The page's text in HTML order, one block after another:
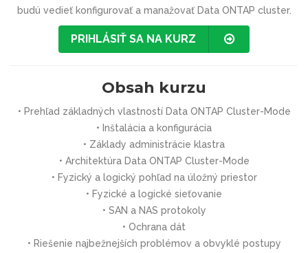
budú vedieť konfigurovať a manažovať Data ONTAP cluster.
PRIHLÁSIŤ SA NA KURZ
Obsah kurzu
• Prehľad základných vlastností Data ONTAP Cluster-Mode
• Inštalácia a konfigurácia
• Základy administrácie klastra
• Architektúra Data ONTAP Cluster-Mode
• Fyzický a logický pohľad na úložný priestor
• Fyzické a logické sieťovanie
• SAN a NAS protokoly
• Ochrana dát
• Riešenie najbežnejších problémov a obvyklé postupy